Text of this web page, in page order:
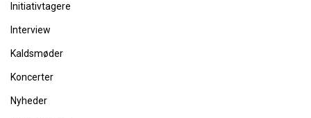
Initiativtagere
Interview
Kaldsmøder
Koncerter
Nyheder